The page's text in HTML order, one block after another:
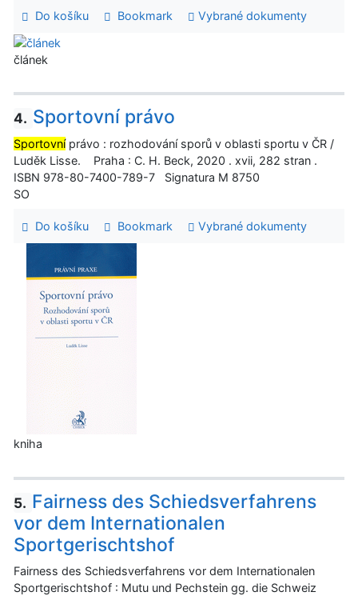
Do košíku Bookmark Vybrané dokumenty
článek
4. Sportovní právo
Sportovníprávo : rozhodování sporů v oblasti sportu v ČR /
Luděk Lisse. Praha : C. H. Beck, 2020 . xvii, 282 stran .
ISBN 978-80-7400-789-7 Signatura M 8750
SO
Do košíku Bookmark Vybrané dokumenty
kniha
5. Fairness des Schiedsverfahrens
vor dem Internationalen
Sportgerischtshof
Fairness des Schiedsverfahrens vor dem Internationalen
Sportgerischtshof : Mutu und Pechstein gg. die Schweiz